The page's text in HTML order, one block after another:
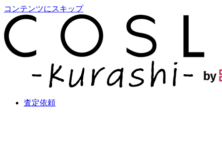
コンテンツにスキップ
査定依頼